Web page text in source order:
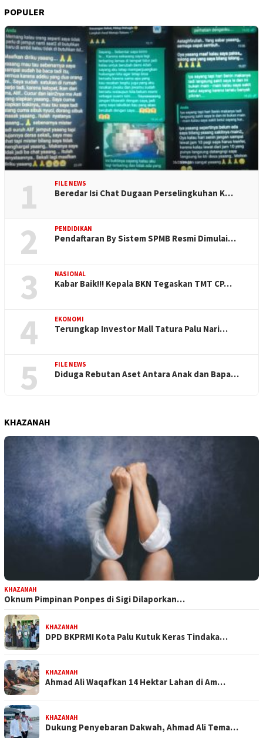
POPULER
1 FILE NEWS
Beredar Isi Chat Dugaan Perselingkuhan K…
2 PENDIDIKAN
Pendaftaran By Sistem SPMB Resmi Dimulai…
3 NASIONAL
Kabar Baik!!! Kepala BKN Tegaskan TMT CP…
4 EKONOMI
Terungkap Investor Mall Tatura Palu Nari…
5 FILE NEWS
Diduga Rebutan Aset Antara Anak dan Bapa…
KHAZANAH
KHAZANAH
Oknum Pimpinan Ponpes di Sigi Dilaporkan…
KHAZANAH
DPD BKPRMI Kota Palu Kutuk Keras Tindaka…
KHAZANAH
Ahmad Ali Waqafkan 14 Hektar Lahan di Am…
KHAZANAH
Dukung Penyebaran Dakwah, Ahmad Ali Tema…